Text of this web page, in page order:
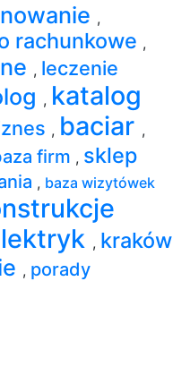
,
rachunkowe ,
, leczenie
, katalog
, baciar ,
firm , sklep
, baza wizytówek
, kraków
, porady